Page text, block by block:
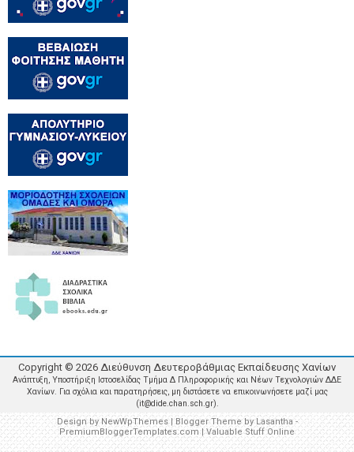
Copyright © 2026 Διεύθυνση Δευτεροβάθμιας Εκπαίδευσης Χανίων
Ανάπτυξη, Υποστήριξη Ιστοσελίδας Τμήμα Δ Πληροφορικής και Νέων Τεχνολογιών ΔΔΕ
Χανίων. Για σχόλια και παρατηρήσεις, μη διστάσετε να επικοινωνήσετε μαζί μας
(it@dide.chan.sch.gr).
Design by NewWpThemes| Blogger Theme byLasantha -
PremiumBloggerTemplates.com|Valuable Stuff Online